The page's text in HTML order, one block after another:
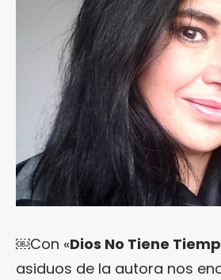
￼Con «Dios No Tiene
asiduos de la autora nos